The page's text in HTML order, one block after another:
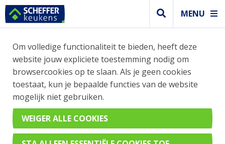
MENU
WEBSHOP BESTELLINGEN
Je kan tijdelijk geen bestelling plaatsen. Wil je je
vast oriënteren? Vergelijk eenvoudig apparaten
en merken met elkaar. Klik hier voor meer
informatie.
Koel- vrieskast
Om volledige functionaliteit te bieden, heeft deze
website jouw expliciete toestemming nodig om
browsercookies op te slaan. Als je geen cookies
toestaat, kun je bepaalde functies van de website
mogelijk niet gebruiken.